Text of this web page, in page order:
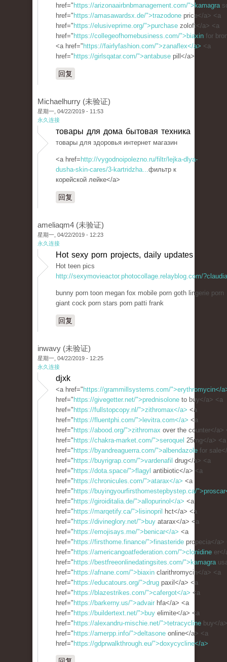
href=" https://arizonaairbnbmanagement.com/">kamagra
href=" https://amasawardsx.de/">trazodone price</a> <a
href=" https://elusiveprime.org/">purchase zoloft</a> <a
href=" https://collegeofhomebusiness.com/">biaxin for
<a href=" https://fairlyfashion.com/">zanaflex</a> <a
href=" https://girlsqatar.com/">antabuse pill</a>
回复
Michaelhurry (未验证)
星期一, 04/22/2019 - 11:53
永久连接
товары для дома бытовая техника
товары для здоровья интернет магазин
<a href= http://vygodnoipolezno.ru/filtr/lejka-dlya-
dusha-skin-cares/3-kartridzha...фильтр к
корейской лейке</a>
回复
ameliaqm4 (未验证)
星期一, 04/22/2019 - 12:23
永久连接
Hot sexy porn projects, daily updates
Hot teen pics
http://sexymovieactor.photocollage.relayblog.com/?claudia
bunny porn toon megan fox mobile porn goth lingerie porn
giant cock porn stars porn patti frank
回复
inwavy (未验证)
星期一, 04/22/2019 - 12:25
永久连接
djxk
<a href=" https://grammillsystems.com/">erythromycin</
href=" https://givegetter.net/">prednisolone to buy</a> <a
href=" https://fullstopcopy.nl/">zithromax</a> <a
href=" https://fluentphi.com/">levitra.com</a> <a
href=" https://abood.org/">zithromax over the counter</a>
href=" https://chakra-market.com/">seroquel 25mg</a> <a
href=" https://byandreaguerra.com/">albendazole for
href=" https://buyrigrap.com/">vardenafil drug</a> <a
href=" https://dota.space/">flagyl antibiotic</a> <a
href=" https://chronicules.com/">atarax</a> <a
href=" https://buyingyourfirsthomestepbystep.ca/
href=" https://giroiditalia.de/">allopurinol</a> <a
href=" https://marqetify.ca/">lisinopril
hct</a> <a
href=" https://divineglory.net/">buy atarax</a> <a
href=" https://emojisays.me/">benicar</a> <a
href=" https://firsthome.finance/">finasteride propecia</a>
href=" https://americangoatfederation.com/">clonidine
href=" https://bestfreeonlinedatingsites.com/">kamagra
href=" https://afnane.com/">biaxin clarithromycin</a> <a
href=" https://educatours.org/">drug paxil</a> <a
href=" https://blazestrikes.com/">cafergot</a> <a
href=" https://barkerny.us/">advair hfa</a> <a
href=" https://buildertext.net/">buy elimite</a> <a
href=" https://alexandru-mischie.net/">tetracycline buy</
href=" https://amerpp.info/">deltasone online</a> <a
href=" https://gdprwalkthrough.eu/">doxycycline</a>